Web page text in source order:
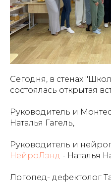
Сегодня, в стенах
состоялась открытая
Руководитель и
Наталья Гагель,
Руководитель и
НейроЛэнд - Наталья
Логопед- дефектолог